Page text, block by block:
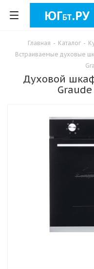
Главная - Каталог -
Встраиваемые духовые
Духовой
Graude